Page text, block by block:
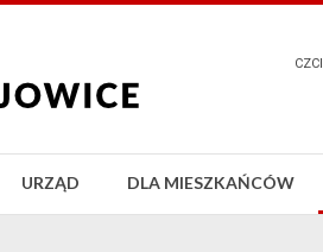
URZĄD DLA MIESZKAŃCÓW